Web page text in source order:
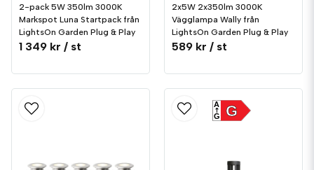
2-pack 5W 350lm 3000K
Markspot Luna Startpack från
LightsOn Garden Plug & Play
1 349 kr / st
2x5W 2x350lm 3000K
Vägglampa Wally från
LightsOn Garden Plug & Play
589 kr / st
G
A
G